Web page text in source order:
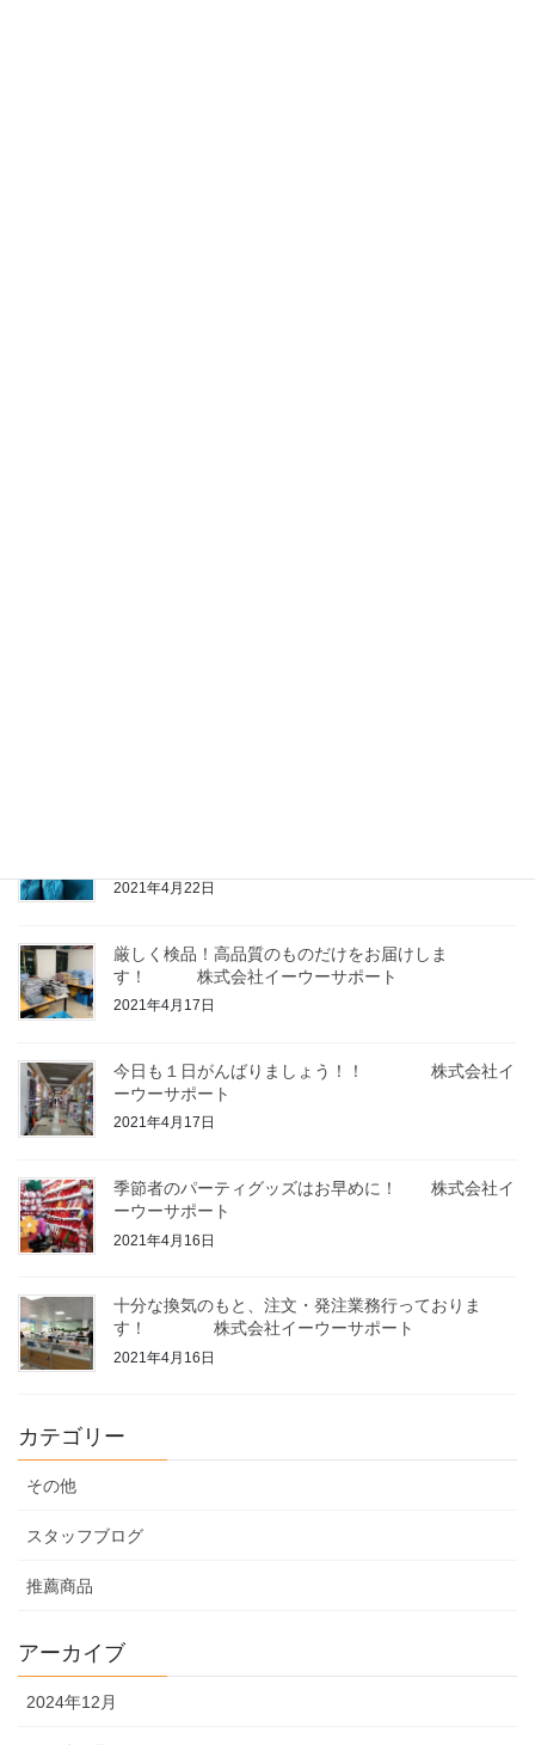
2021年4月22日
厳しく検品！高品質のものだけをお届けしま
す！ 株式会社イーウーサポート
2021年4月17日
今日も１日がんばりましょう！！ 株式会社イ
ーウーサポート
2021年4月17日
季節者のパーティグッズはお早めに！ 株式会社イ
ーウーサポート
2021年4月16日
十分な換気のもと、注文・発注業務行っておりま
す！ 株式会社イーウーサポート
2021年4月16日
カテゴリー
その他
スタッフブログ
推薦商品
アーカイブ
2024年12月